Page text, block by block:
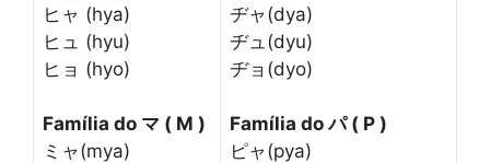
ヒャ (hya)
ヒュ (hyu)
ヒョ (hyo)
Família do マ ( M )
ミャ(mya)
ヂャ(dya)
ヂュ(dyu)
ヂョ(dyo)
Família do パ ( P )
ピャ(pya)